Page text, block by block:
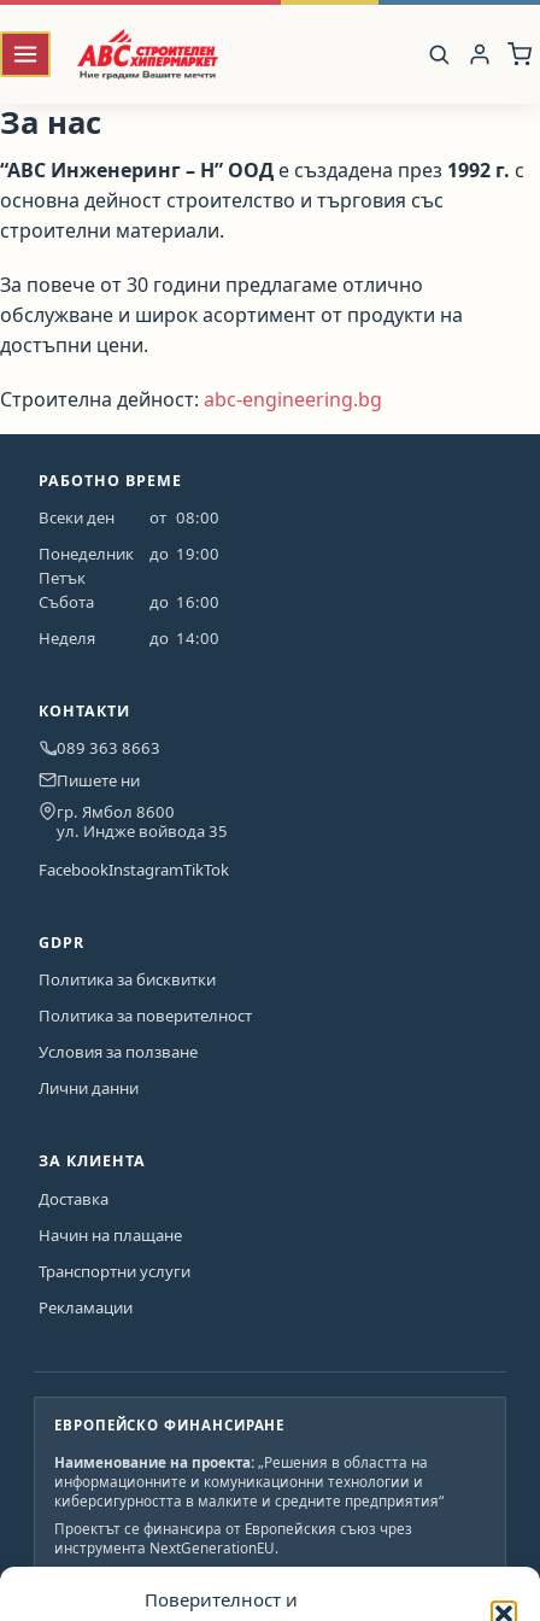
Поверителност и
За нас
“АВС Инженеринг – Н” ООД е създадена през 1992 г. с
основна дейност строителство и търговия със
строителни материали.
За повече от 30 години предлагаме отлично
обслужване и широк асортимент от продукти на
достъпни цени.
Строителна дейност: abc-engineering.bg
РАБОТНО ВРЕМЕ
Всеки ден от 08:00
Понеделник
до 19:00
Петък
Събота
до 16:00
Неделя
до 14:00
КОНТАКТИ
089 363 8663
Пишете ни
гр. Ямбол 8600
ул. Индже войвода 35
FacebookInstagramTikTok
GDPR
Политика за бисквитки
Политика за поверителност
Условия за ползване
Лични данни
ЗА КЛИЕНТА
Доставка
Начин на плащане
Транспортни услуги
Рекламации
ЕВРОПЕЙСКО ФИНАНСИРАНЕ
Наименование на проекта: „Решения в областта на
информационните и комуникационни технологии и
киберсигурността в малките и средните предприятия“
Проектът се финансира от Европейския съюз чрез
инструмента NextGenerationEU.
Обща стойност:19 800 лв., от които 19 800 лв.